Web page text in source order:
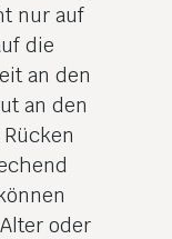
nur auf
die
an den
an den
oder